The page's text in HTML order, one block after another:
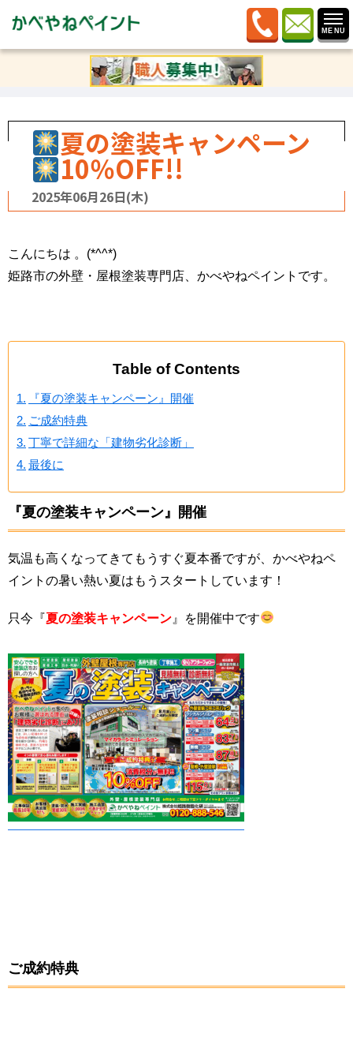
ブログ»記事カテゴリー»塗り替え時期
夏の塗装キャンペーン 10％OFF!!
夏の塗装キャンペーン
10％OFF!!
2025年06月26日(木)
こんにちは 。(*^^*)
姫路市の外壁・屋根塗装専門店、かべやねペイントです。
Table of Contents
『夏の塗装キャンペーン』開催
ご成約特典
丁寧で詳細な「建物劣化診断」
最後に
『夏の塗装キャンペーン 』開催
気温も高くなってきてもうすぐ夏本番ですが、かべやねペ
イントの暑い熱い夏はもうスタートしています！
只今『夏の塗装キャンペーン 』を開催中です
ご成約特典